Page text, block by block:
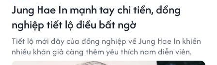
Jung Hae In mạnh tay chi tiền, đồng
nghiệp tiết lộ điều bất ngờ
Tiết lộ mới đây của đồng nghiệp về Jung Hae In khiến
nhiều khán giả càng thêm yêu thích nam diễn viên.